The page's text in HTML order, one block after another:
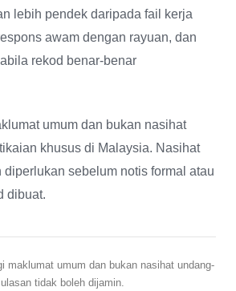
lebih pendek daripada fail kerja
awam dengan rayuan, dan
rekod benar-benar
umum dan bukan nasihat
khusus di Malaysia. Nasihat
diperlukan sebelum notis formal atau
dibuat.
maklumat umum dan bukan nasihat undang-
tidak boleh dijamin.